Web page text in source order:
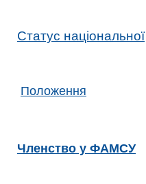
Cтатус національної
Положення
Членство у ФАМСУ